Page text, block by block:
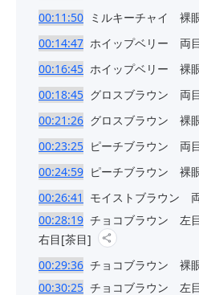
00:11:50 ミルキーチャイ 裸
00:14:47 ホイップベリー 両
00:16:45 ホイップベリー 裸
00:18:45 グロスブラウン 両
00:21:26 グロスブラウン 裸
00:23:25 ピーチブラウン 両
00:24:59 ピーチブラウン 裸
00:26:41
モイストブラウン
00:28:19 チョコブラウン 左
右目[茶目]
00:29:36 チョコブラウン 裸
00:30:25 チョコブラウン